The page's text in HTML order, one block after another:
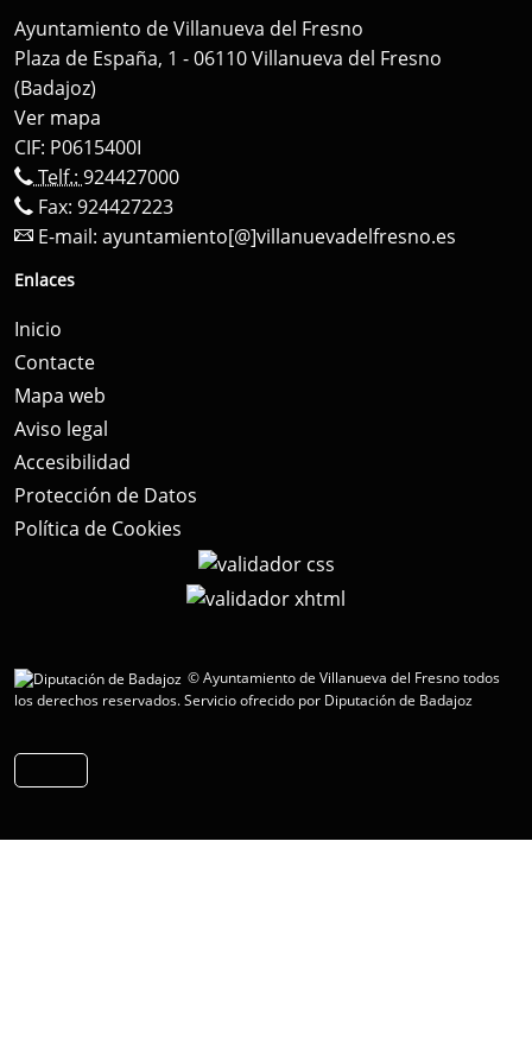
Ayuntamiento de Villanueva del Fresno
Plaza de España, 1 - 06110 Villanueva del Fresno
(Badajoz)
Ver mapa
CIF: P0615400I
Telf.: 924427000
Fax: 924427223
E-mail: ayuntamiento[@]villanuevadelfresno.es
Enlaces
Inicio
Contacte
Mapa web
Aviso legal
Accesibilidad
Protección de Datos
Política de Cookies
© Ayuntamiento de Villanueva del Fresno todos
los derechos reservados.Servicio ofrecido por Diputación de Badajoz